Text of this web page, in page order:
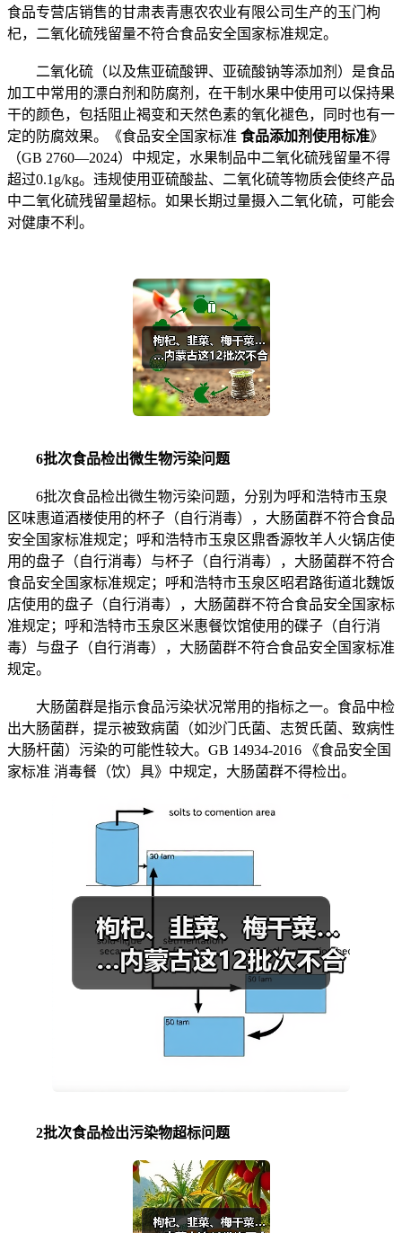
食品专营店销售的甘肃表青惠农农业有限公司生产的玉门枸
杞，二氧化硫残留量不符合食品安全国家标准规定。
二氧化硫（以及焦亚硫酸钾、亚硫酸钠等添加剂）是食品
加工中常用的漂白剂和防腐剂，在干制水果中使用可以保持果
干的颜色，包括阻止褐变和天然色素的氧化褪色，同时也有一
定的防腐效果。《食品安全国家标准 食品添加剂使用标准》
（GB 2760—2024）中规定，水果制品中二氧化硫残留量不得
超过0.1g/kg。违规使用亚硫酸盐、二氧化硫等物质会使终产品
中二氧化硫残留量超标。如果长期过量摄入二氧化硫，可能会
对健康不利。
6批次食品检出微生物污染问题
6批次食品检出微生物污染问题，分别为呼和浩特市玉泉
区味惠道酒楼使用的杯子（自行消毒），大肠菌群不符合食品
安全国家标准规定；呼和浩特市玉泉区鼎香源牧羊人火锅店使
用的盘子（自行消毒）与杯子（自行消毒），大肠菌群不符合
食品安全国家标准规定；呼和浩特市玉泉区昭君路街道北魏饭
店使用的盘子（自行消毒），大肠菌群不符合食品安全国家标
准规定；呼和浩特市玉泉区米惠餐饮馆使用的碟子（自行消
毒）与盘子（自行消毒），大肠菌群不符合食品安全国家标准
规定。
大肠菌群是指示食品污染状况常用的指标之一。食品中检
出大肠菌群，提示被致病菌（如沙门氏菌、志贺氏菌、致病性
大肠杆菌）污染的可能性较大。GB 14934-2016 《食品安全国
家标准 消毒餐（饮）具》中规定，大肠菌群不得检出。
2批次食品检出污染物超标问题